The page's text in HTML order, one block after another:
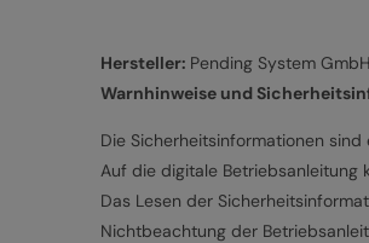
Hersteller: Pending System
Warnhinweise und
Die Sicherheitsinformationen
Auf die digitale Betriebsanleitung
Das Lesen der
Nichtbeachtung der